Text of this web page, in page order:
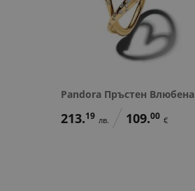
Pandora Пръстен Влюбена
213.19 лв. 109.00 €